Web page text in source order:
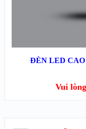
ĐÈN LED CAO
Vui